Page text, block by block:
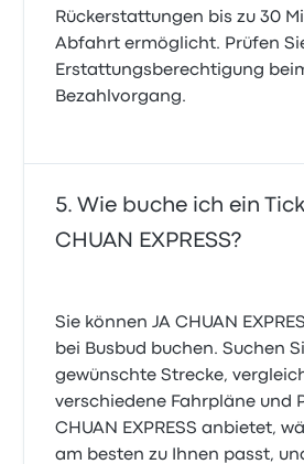
Rückerstattungen bis zu 30
Abfahrt ermöglicht. Prüfen
Erstattungsberechtigung
Bezahlvorgang.
Wie buche ich ein
CHUAN EXPRESS?
Sie können JA CHUAN
bei Busbud buchen. Suchen
gewünschte Strecke,
verschiedene Fahrpläne und
CHUAN EXPRESS anbietet,
am besten zu Ihnen passt,